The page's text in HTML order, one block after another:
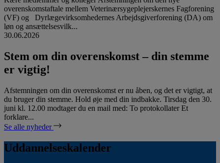
overenskomstaftale mellem Veterinærsygeplejerskernes Fagforening
(VF) og Dyrlægevirksomhedernes Arbejdsgiverforening (DA) om
løn og ansættelsesvilk...
30.06.2026
Stem om din overenskomst – din stemme
er vigtig!
Afstemningen om din overenskomst er nu åben, og det er vigtigt, at
du bruger din stemme. Hold øje med din indbakke. Tirsdag den 30.
juni kl. 12.00 modtager du en mail med: To protokollater Et
forklare...
Se alle nyheder
Uddannelseskalender